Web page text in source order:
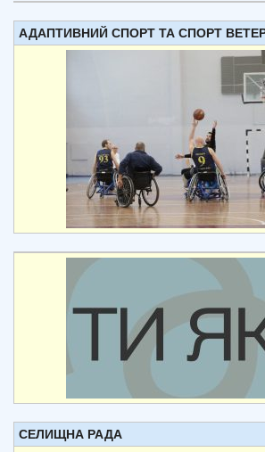
АДАПТИВНИЙ СПОРТ ТА СПОРТ
СЕЛИЩНА РАДА